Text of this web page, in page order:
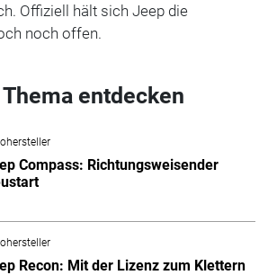
Offiziell hält sich Jeep die
noch offen.
entdecken
Compass: Richtungsweisender
Recon: Mit der Lizenz zum Klettern